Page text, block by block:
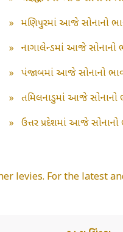
»
મણિપુરમાં આજે સોનાનો
»
નાગાલેન્ડમાં આજે સોનાનો
»
પંજાબમાં આજે સોનાનો
»
તમિલનાડુમાં આજે સોનાનો
»
ઉત્તર પ્રદેશમાં આજે સોનાનો
levies. For the latest